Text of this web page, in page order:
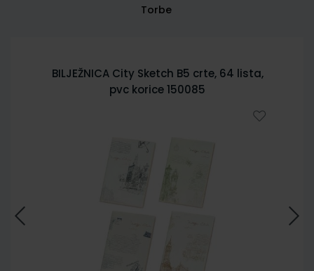
Torbe
BILJEŽNICA City Sketch B5 crte, 64 lista,
pvc korice 150085